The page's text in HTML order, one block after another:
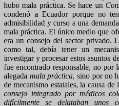
hubo mala práctica. Se hace un
condenó a Ecuador porque no
admisibilidad y curso a una
mala práctica. El único medio que
era un consejo del sector privado.
como tal, debía tener un
investigar y procesar estos asuntos
fue encontrado responsable, no por
alegada mala práctica, sino por no
de mecanismo estatales, la causa de
consejo integrado por médicos
difícilmente se delataban unos